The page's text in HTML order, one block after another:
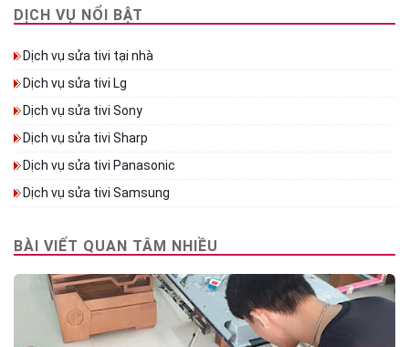
DỊCH VỤ NỔI BẬT
Dịch vụ sửa tivi tại nhà
Dịch vụ sửa tivi Lg
Dịch vụ sửa tivi Sony
Dịch vụ sửa tivi Sharp
Dịch vụ sửa tivi Panasonic
Dịch vụ sửa tivi Samsung
BÀI VIẾT QUAN TÂM NHIỀU